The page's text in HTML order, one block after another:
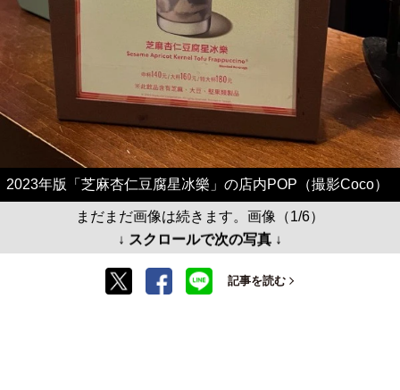
2023年版「芝麻杏仁豆腐星冰樂」の店内POP（撮影Coco）
まだまだ画像は続きます。画像（1/6）
↓ スクロールで次の写真 ↓
記事を読む